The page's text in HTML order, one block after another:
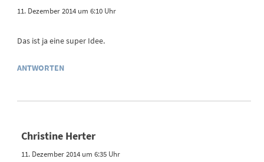
11. Dezember 2014 um 6:10 Uhr
Das ist ja eine super Idee.
ANTWORTEN
Christine Herter
11. Dezember 2014 um 6:35 Uhr